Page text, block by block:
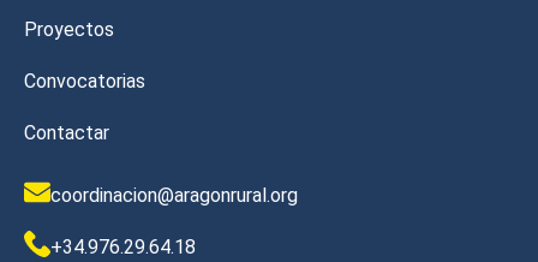
Proyectos
Convocatorias
Contactar
coordinacion@aragonrural.org
+34.976.29.64.18